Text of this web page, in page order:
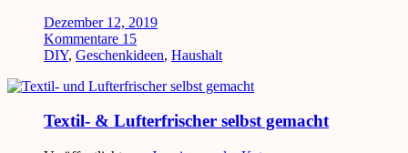
Dezember 12, 2019
Kommentare 15
DIY, Geschenkideen, Haushalt
Textil- & Lufterfrischer selbst gemacht